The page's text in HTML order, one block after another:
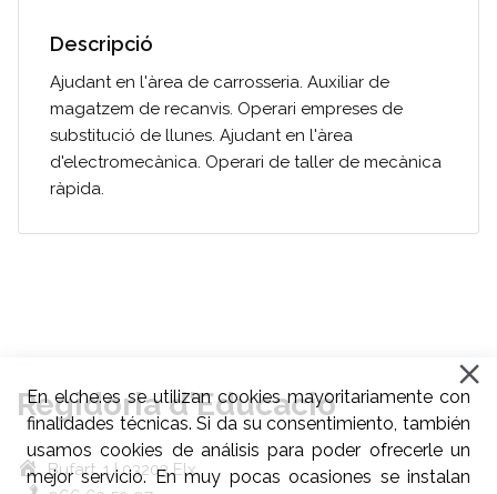
Descripció
Ajudant en l'àrea de carrosseria. Auxiliar de
magatzem de recanvis. Operari empreses de
substitució de llunes. Ajudant en l'àrea
d'electromecànica. Operari de taller de mecànica
ràpida.
Regidoria d'Educació
Bufart, 1 | 03203 Elx
En elche.es se utilizan cookies mayoritariamente con
finalidades técnicas. Si da su consentimiento, también
usamos cookies de análisis para poder ofrecerle un
mejor servicio. En muy pocas ocasiones se instalan